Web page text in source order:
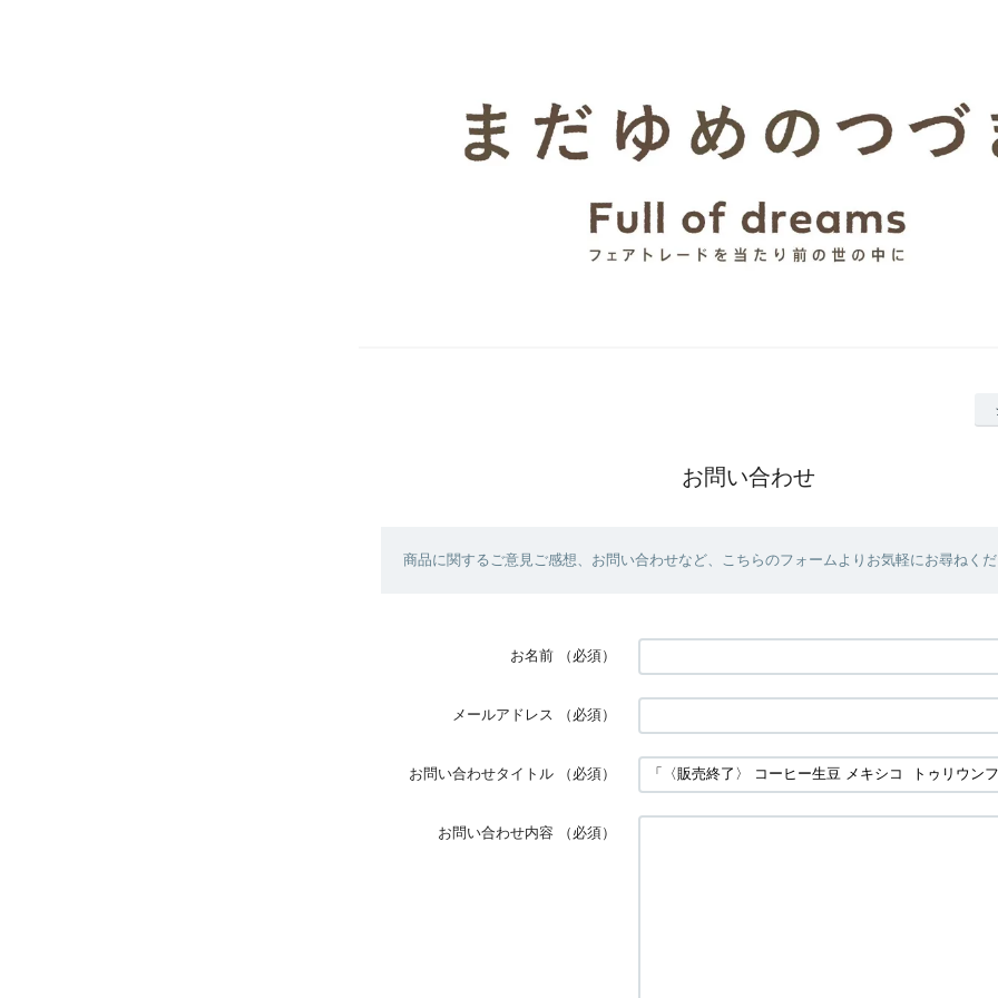
お問い合わせ
商品に関するご意見ご感想、お問い合わせなど、こちらのフォームよりお気軽にお尋ねく
お名前 （必須）
メールアドレス （必須）
お問い合わせタイトル （必須）
お問い合わせ内容 （必須）